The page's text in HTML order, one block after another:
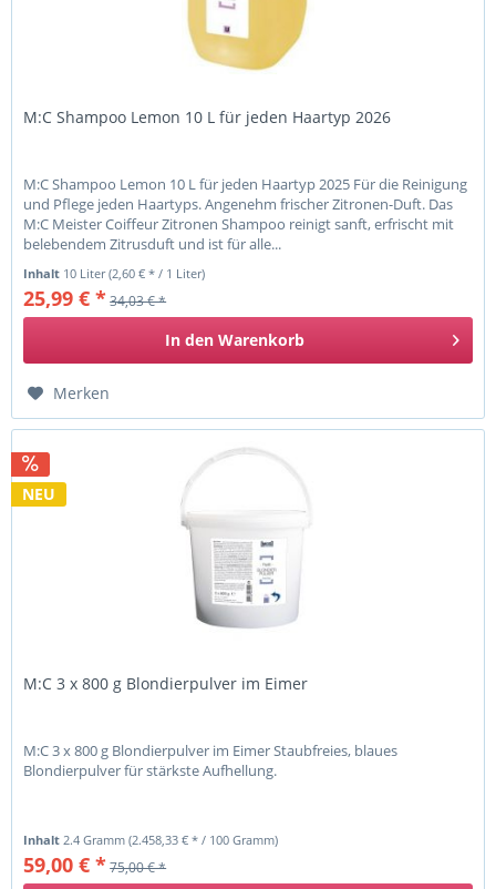
M:C Shampoo Lemon 10 L für jeden Haartyp 2026
M:C Shampoo Lemon 10 L für jeden Haartyp 2025 Für die Reinigung
und Pflege jeden Haartyps. Angenehm frischer Zitronen-Duft. Das
M:C Meister Coiffeur Zitronen Shampoo reinigt sanft, erfrischt mit
belebendem Zitrusduft und ist für alle...
Inhalt 10 Liter(2,60 € * / 1 Liter)
25,99 € *34,03 € *
In den Warenkorb
Merken
NEU
M:C 3 x 800 g Blondierpulver im Eimer
M:C 3 x 800 g Blondierpulver im Eimer Staubfreies, blaues
Blondierpulver für stärkste Aufhellung.
Inhalt2.4 Gramm(2.458,33 € * / 100 Gramm)
59,00 € *75,00 € *